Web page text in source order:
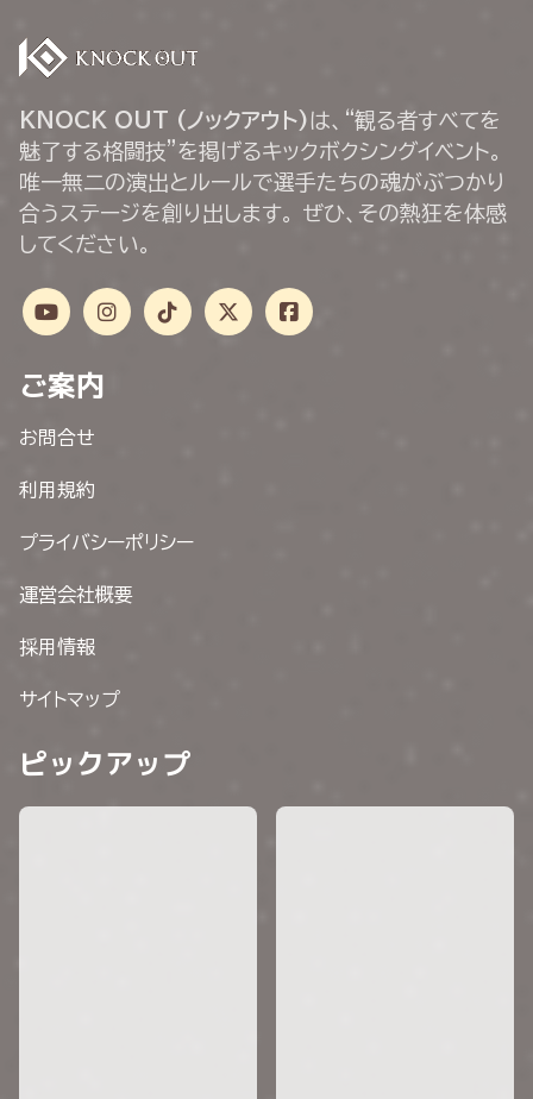
KNOCK OUT (ノックアウト) は、“観る者すべてを
魅了する格闘技”を掲げるキックボクシングイベント。
唯一無二の演出とルールで選手たちの魂がぶつかり
合うステージを創り出します。 ぜひ、その熱狂を体感
してください。
ご案内
お問合せ
利用規約
プライバシーポリシー
運営会社概要
採用情報
サイトマップ
ピックアップ